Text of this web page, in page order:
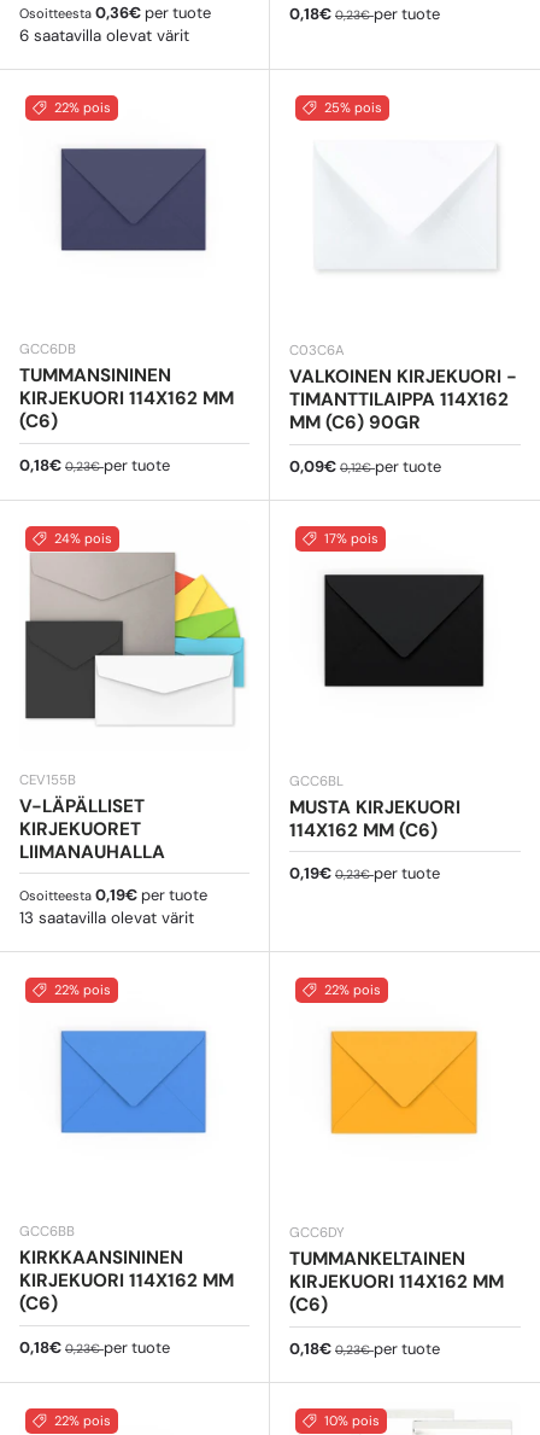
Normaali hinta
Osoitteesta 0,36€ per tuote
6 saatavilla olevat värit
Myyntihinta
0,18€ Normaali hinta
0,23€per tuote
22% pois
GCC6DB
TUMMANSININEN
KIRJEKUORI 114X162 MM
(C6)
Myyntihinta
0,18€ Normaali hinta
0,23€per tuote
25% pois
C03C6A
VALKOINEN KIRJEKUORI -
TIMANTTILAIPPA 114X162
MM (C6) 90GR
Myyntihinta
0,09€ Normaali hinta
0,12€per tuote
24% pois
CEV155B
V-LÄPÄLLISET
KIRJEKUORET
LIIMANAUHALLA
Normaali hinta
Osoitteesta 0,19€ per tuote
13 saatavilla olevat värit
17% pois
GCC6BL
MUSTA KIRJEKUORI
114X162 MM (C6)
Myyntihinta
0,19€ Normaali hinta
0,23€per tuote
22% pois
GCC6BB
KIRKKAANSININEN
KIRJEKUORI 114X162 MM
(C6)
Myyntihinta
0,18€ Normaali hinta
0,23€per tuote
22% pois
GCC6DY
TUMMANKELTAINEN
KIRJEKUORI 114X162 MM
(C6)
Myyntihinta
0,18€ Normaali hinta
0,23€per tuote
22% pois 10% pois